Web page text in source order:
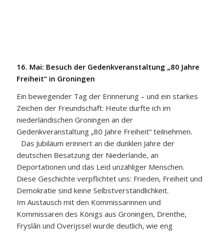
16. Mai: Besuch der Gedenkveranstaltung „80 Jahre
Freiheit“ in Groningen
Ein bewegender Tag der Erinnerung – und ein starkes
Zeichen der Freundschaft: Heute durfte ich im
niederländischen Groningen an der
Gedenkveranstaltung „80 Jahre Freiheit“ teilnehmen.
Das Jubiläum erinnert an die dunklen Jahre der
deutschen Besatzung der Niederlande, an
Deportationen und das Leid unzähliger Menschen.
Diese Geschichte verpflichtet uns: Frieden, Freiheit und
Demokratie sind keine Selbstverständlichkeit.
Im Austausch mit den Kommissarinnen und
Kommissaren des Königs aus Groningen, Drenthe,
Fryslân und Overijssel wurde deutlich, wie eng